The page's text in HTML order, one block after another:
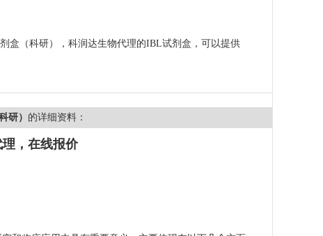
盒（科研），科润达生物代理的IBL试剂盒，可以提供
研） 的详细资料：
，在线报价